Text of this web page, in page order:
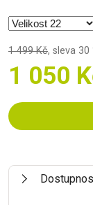
1 499 Kč, sleva 30
1 050